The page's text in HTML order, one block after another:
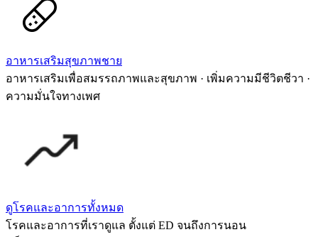
อาหารเสริมสุขภาพชาย
อาหารเสริมเพื่อสมรรถภาพและสุขภาพ · เพิ่มความมีชีวิตชีวา ·
ความมั่นใจทางเพศ
ดูโรคและอาการทั้งหมด
โรคและอาการที่เราดูแล ตั้งแต่ ED จนถึงการนอน